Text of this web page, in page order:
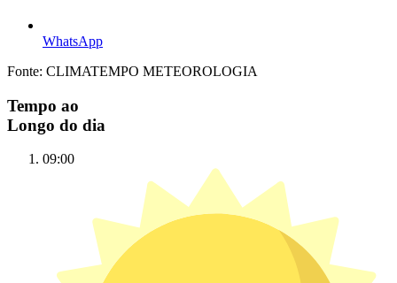
WhatsApp
Fonte: CLIMATEMPO METEOROLOGIA
Tempo ao
Longo do dia
09:00